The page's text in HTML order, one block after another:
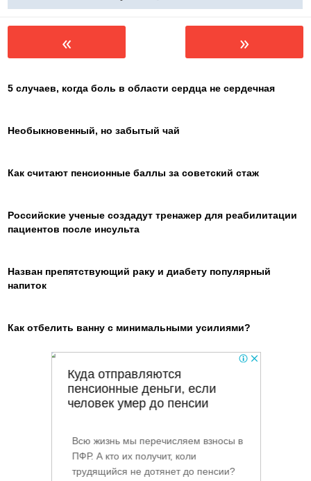
« »
5 случаев, когда боль в области сердца не сердечная
Необыкновенный, но забытый чай
Как считают пенсионные баллы за советский стаж
Российские ученые создадут тренажер для реабилитации
пациентов после инсульта
Назван препятствующий раку и диабету популярный
напиток
Как отбелить ванну с минимальными усилиями?